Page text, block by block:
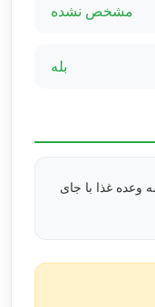
مشخص نشده
بله
سه وعده غذا با جای